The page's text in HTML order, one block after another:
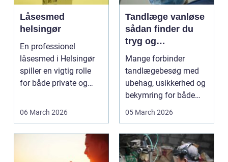
Låsesmed
helsingør
En professionel
låsesmed i Helsingør
spiller en vigtig rolle
for både private og
06 March 2026
Tandlæge vanløse
sådan finder du
tryg og
professionel
tandpleje
Mange forbinder
tandlægebesøg med
ubehag, usikkerhed og
bekymring for både
smerter og pris.
05 March 2026